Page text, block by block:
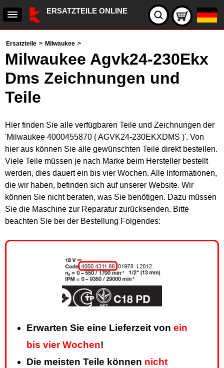
ERSATZTEILE ONLINE
Ersatzteile > Milwaukee >
Milwaukee Agvk24-230Ekx
Dms Zeichnungen und
Teile
Hier finden Sie alle verfügbaren Teile und Zeichnungen der
'Milwaukee 4000455870 ( AGVK24-230EKXDMS )'. Von
hier aus können Sie alle gewünschten Teile direkt bestellen.
Viele Teile müssen je nach Marke beim Hersteller bestellt
werden, dies dauert ein bis vier Wochen. Alle Informationen,
die wir haben, befinden sich auf unserer Website. Wir
können Sie nicht beraten, was Sie benötigen. Dazu müssen
Sie die Maschine zur Reparatur zurücksenden. Bitte
beachten Sie bei der Bestellung Folgendes:
Erwarten Sie eine Lieferzeit von ein
bis vier Wochen!
Die meisten Teile können nicht